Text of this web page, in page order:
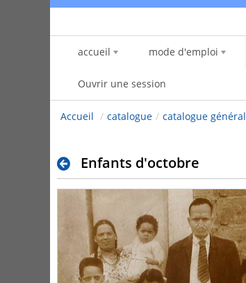
accueil mode d'emploi
Ouvrir une session
Accueil / catalogue / catalogue général
Enfants d'octobre